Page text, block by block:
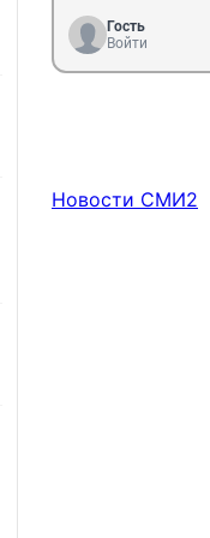
Гость
Войти
Новости СМИ2